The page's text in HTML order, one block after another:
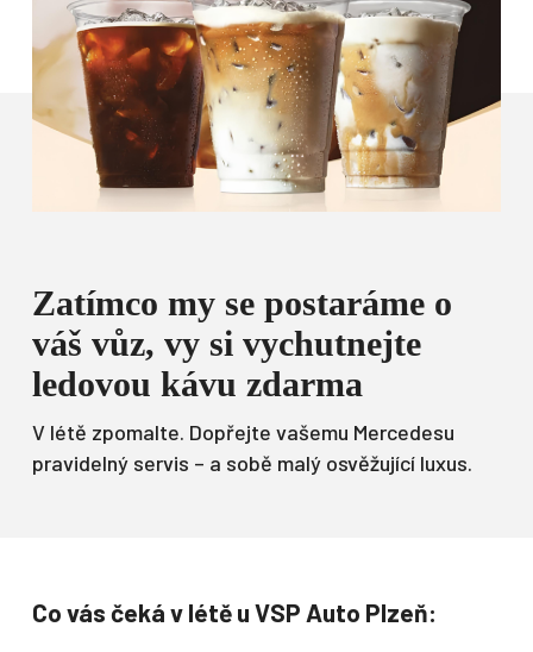
Zatímco my se postaráme o
váš vůz, vy si vychutnejte
ledovou kávu zdarma
V létě zpomalte. Dopřejte vašemu Mercedesu
pravidelný servis – a sobě malý osvěžující luxus.
Co vás čeká v létě u VSP Auto Plzeň: